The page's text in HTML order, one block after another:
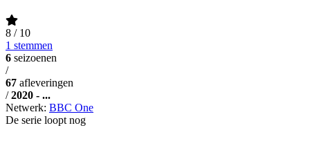
8 / 10
1 stemmen
6 seizoenen
/
67 afleveringen
/ 2020 - ...
Netwerk: BBC One
De serie loopt nog